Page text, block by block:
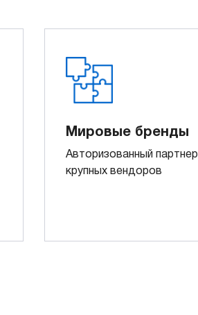
Мировые бренды
Авторизованный партнер
крупных вендоров